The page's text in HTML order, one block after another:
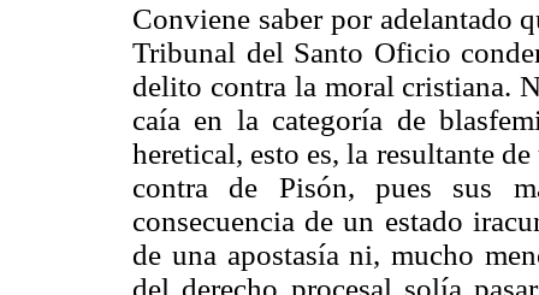
Conviene saber por adelantado
Tribunal del Santo Oficio
delito contra la moral cristiana.
caía en la categoría de
heretical, esto es, la resultante
contra de Pisón, pues sus
consecuencia de un estado
de una apostasía ni, mucho
del derecho procesal solía